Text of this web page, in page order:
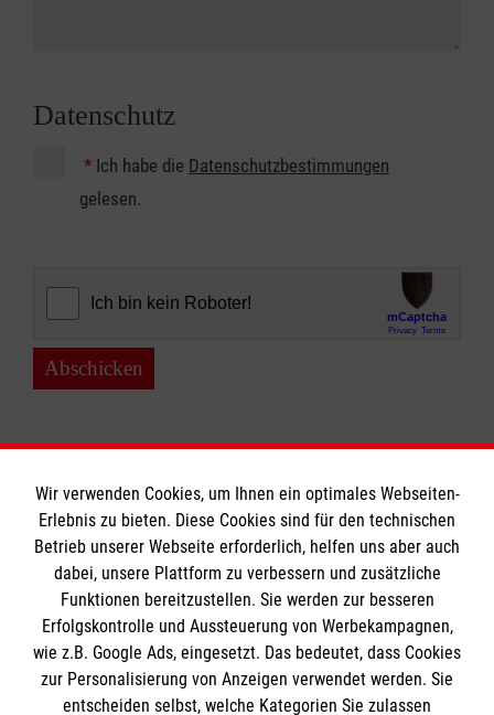
Datenschutz
* Ich habe die Datenschutzbestimmungen
gelesen.
Abschicken
Informationen
Impressum
Datenschutz
Barrierefreiheit
Die Malteser
Wir verwenden Cookies, um Ihnen ein optimales Webseiten-
Erlebnis zu bieten. Diese Cookies sind für den technischen
Betrieb unserer Webseite erforderlich, helfen uns aber auch
dabei, unsere Plattform zu verbessern und zusätzliche
Funktionen bereitzustellen. Sie werden zur besseren
Erfolgskontrolle und Aussteuerung von Werbekampagnen,
wie z.B. Google Ads, eingesetzt. Das bedeutet, dass Cookies
zur Personalisierung von Anzeigen verwendet werden. Sie
entscheiden selbst, welche Kategorien Sie zulassen